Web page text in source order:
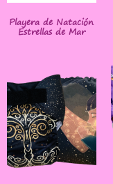
Playera de Natación
Estrellas de Mar